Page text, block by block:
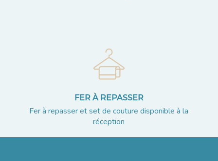
FER À REPASSER
Fer à repasser et set de couture disponible à la
réception